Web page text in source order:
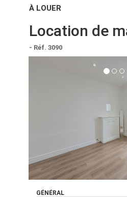
À LOUER
Location de
- Réf. 3090
GÉNÉRAL